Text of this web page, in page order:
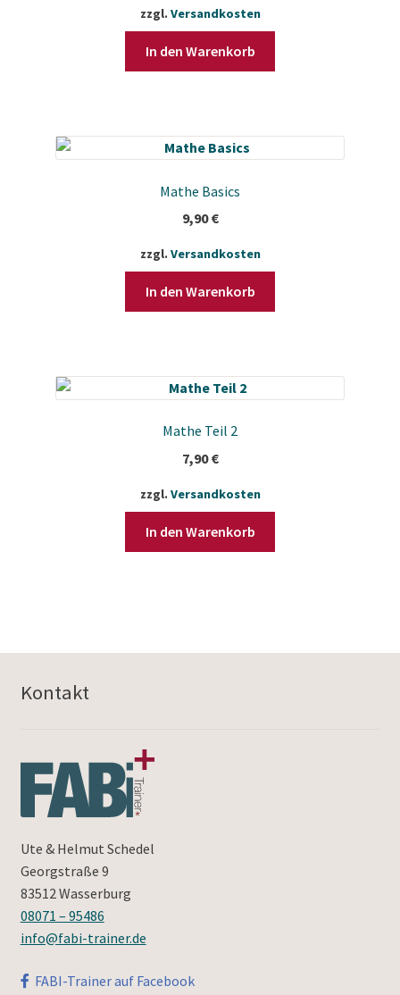
zzgl. Versandkosten
In den Warenkorb
Mathe Basics
9,90€
zzgl. Versandkosten
In den Warenkorb
Mathe Teil 2
7,90€
zzgl. Versandkosten
In den Warenkorb
Kontakt
Ute & Helmut Schedel
Georgstraße 9
83512 Wasserburg
08071 – 95486
info@fabi-trainer.de
FABI-Trainer auf Facebook